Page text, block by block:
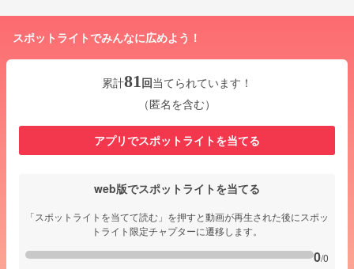
スポットライトでみんなに広めよう！
累計81 回当てられています！
（匿名を含む）
アプリでスポットライトを当てる
web版でスポットライトを当てる
「スポットライトを当てて読む」を押すと動画が再生された後にスポッ
トライト限定チャプターに遷移します。
0/0